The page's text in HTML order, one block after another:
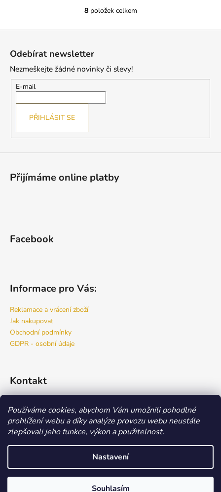
Používáme cookies, abychom Vám umožnili pohodlné
prohlížení webu a díky analýze provozu webu neustále
zlepšovali jeho funkce, výkon a použitelnost.
Nastavení
Souhlasím
O
a
c
k
v
p
8položek celkem
Odebírat newsletter
Nezmeškejte žádné novinky či slevy!
E-mail
PŘIHLÁSIT SE
Přijímáme online platby
Facebook
Informace pro Vás:
Reklamace a vrácení zboží
Jak nakupovat
Obchodní podmínky
GDPR - osobní údaje
Kontakt
777 444 460
777 444 470
Náš FACEBOOK
Copyright 2026Beauty Store. Všechna práva vyhrazena.Upravit
nastavení cookies